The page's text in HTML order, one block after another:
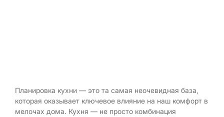
Планировка кухни — это та самая неочевидная база,
которая оказывает ключевое влияние на наш комфорт в
мелочах дома. Кухня — не просто комбинация